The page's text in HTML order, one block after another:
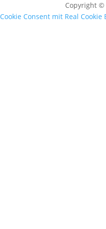
Copyright ©
Cookie Consent mit Real Cookie